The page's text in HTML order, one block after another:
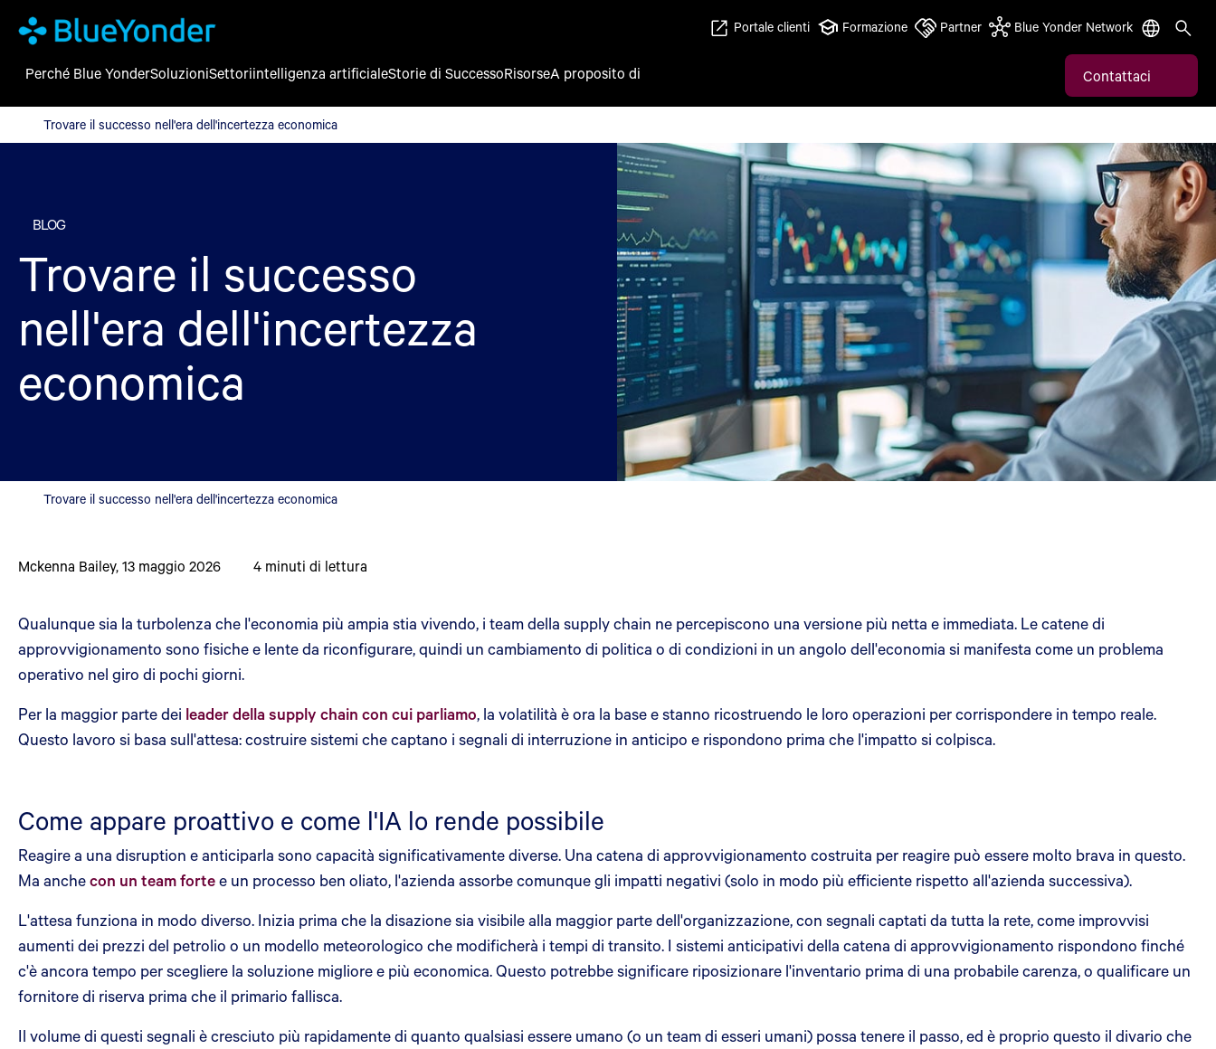
Trovare il successo nell'era dell'incertezza economica
Portale clienti Formazione Partner Blue Yonder Network
Perché Blue YonderSoluzioniSettoriintelligenza artificialeStorie di SuccessoRisorseA proposito di Contattaci
Trovare il successo nell'era dell'incertezza economica
BLOG
Trovare il successo
nell'era dell'incertezza
economica
Trovare il successo nell'era dell'incertezza economica
Mckenna Bailey,13 maggio 2026 4 minuti di lettura
Qualunque sia la turbolenza che l'economia più ampia stia vivendo, i team della supply chain ne percepiscono una versione più netta e immediata. Le catene di
approvvigionamento sono fisiche e lente da riconfigurare, quindi un cambiamento di politica o di condizioni in un angolo dell'economia si manifesta come un problema
operativo nel giro di pochi giorni.
Per la maggior parte dei leader della supply chain con cui parliamo, la volatilità è ora la base e stanno ricostruendo le loro operazioni per corrispondere in tempo reale.
Questo lavoro si basa sull'attesa: costruire sistemi che captano i segnali di interruzione in anticipo e rispondono prima che l'impatto si colpisca.
Come appare proattivo e come l'IA lo rende possibile
Reagire a una disruption e anticiparla sono capacità significativamente diverse. Una catena di approvvigionamento costruita per reagire può essere molto brava in questo.
Ma anchecon un team fortee un processo ben oliato, l'azienda assorbe comunque gli impatti negativi (solo in modo più efficiente rispetto all'azienda successiva).
L'attesa funziona in modo diverso. Inizia prima che la disazione sia visibile alla maggior parte dell'organizzazione, con segnali captati da tutta la rete, come improvvisi
aumenti dei prezzi del petrolio o un modello meteorologico che modificherà i tempi di transito. I sistemi anticipativi della catena di approvvigionamento rispondono finché
c'è ancora tempo per scegliere la soluzione migliore e più economica. Questo potrebbe significare riposizionare l'inventario prima di una probabile carenza, o qualificare un
fornitore di riserva prima che il primario fallisca.
Il volume di questi segnali è cresciuto più rapidamente di quanto qualsiasi essere umano (o un team di esseri umani) possa tenere il passo, ed è proprio questo il divario che